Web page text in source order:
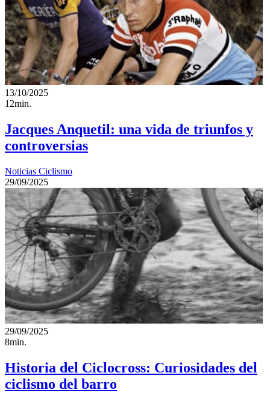
13/10/2025
12min.
Jacques Anquetil: una vida de triunfos y
controversias
Noticias Ciclismo
29/09/2025
29/09/2025
8min.
Historia del Ciclocross: Curiosidades del
ciclismo del barro